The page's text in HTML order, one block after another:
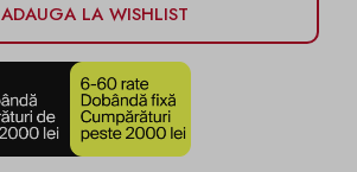
ADAUGA LA WISHLIST